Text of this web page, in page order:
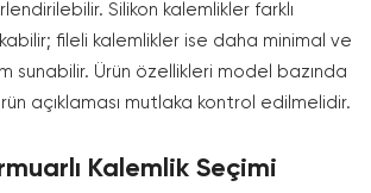
Silikon kalemlikler farklı
fileli kalemlikler ise daha minimal ve
sunabilir. Ürün özellikleri model bazında
açıklaması mutlaka kontrol edilmelidir.
Kalemlik Seçimi